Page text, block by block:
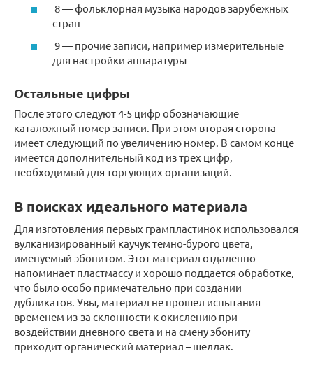
8 — фольклорная музыка народов зарубежных
стран
9 — прочие записи, например измерительные
для настройки аппаратуры
Остальные цифры
После этого следуют 4-5 цифр обозначающие
каталожный номер записи. При этом вторая сторона
имеет следующий по увеличению номер. В самом конце
имеется дополнительный код из трех цифр,
необходимый для торгующих организаций.
В поисках идеального материала
Для изготовления первых грампластинок использовался
вулканизированный каучук темно-бурого цвета,
именуемый эбонитом. Этот материал отдаленно
напоминает пластмассу и хорошо поддается обработке,
что было особо примечательно при создании
дубликатов. Увы, материал не прошел испытания
временем из-за склонности к окислению при
воздействии дневного света и на смену эбониту
приходит органический материал – шеллак.